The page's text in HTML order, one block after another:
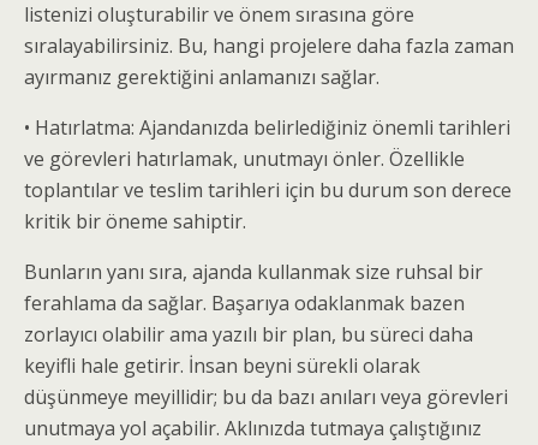
listenizi oluşturabilir ve önem sırasına göre
sıralayabilirsiniz. Bu, hangi projelere daha fazla zaman
ayırmanız gerektiğini anlamanızı sağlar.
• Hatırlatma: Ajandanızda belirlediğiniz önemli tarihleri
ve görevleri hatırlamak, unutmayı önler. Özellikle
toplantılar ve teslim tarihleri için bu durum son derece
kritik bir öneme sahiptir.
Bunların yanı sıra, ajanda kullanmak size ruhsal bir
ferahlama da sağlar. Başarıya odaklanmak bazen
zorlayıcı olabilir ama yazılı bir plan, bu süreci daha
keyifli hale getirir. İnsan beyni sürekli olarak
düşünmeye meyillidir; bu da bazı anıları veya görevleri
unutmaya yol açabilir. Aklınızda tutmaya çalıştığınız